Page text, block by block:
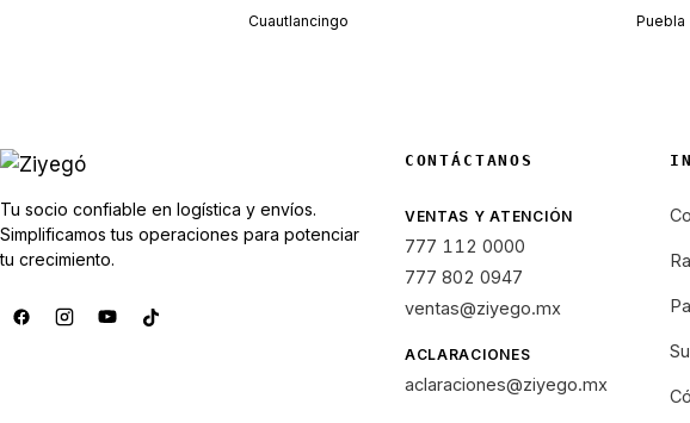
Cuautlancingo Puebla
Tu socio confiable en logística y envíos.
Simplificamos tus operaciones para potenciar
tu crecimiento.
CONTÁCTANOS
VENTAS Y ATENCIÓN
777 112 0000
777 802 0947
ventas@ziyego.mx
ACLARACIONES
aclaraciones@ziyego.mx